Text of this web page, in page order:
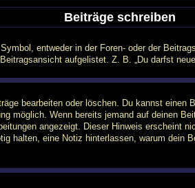
Beiträge schreiben
entweder in der Foren- oder der
aufgelistet. Z. B. „Du darfst
bearbeiten oder löschen. Du kannst einen
möglich. Wenn bereits jemand auf deinen
angezeigt. Dieser Hinweis erscheint
halten, eine Notiz hinterlassen, warum